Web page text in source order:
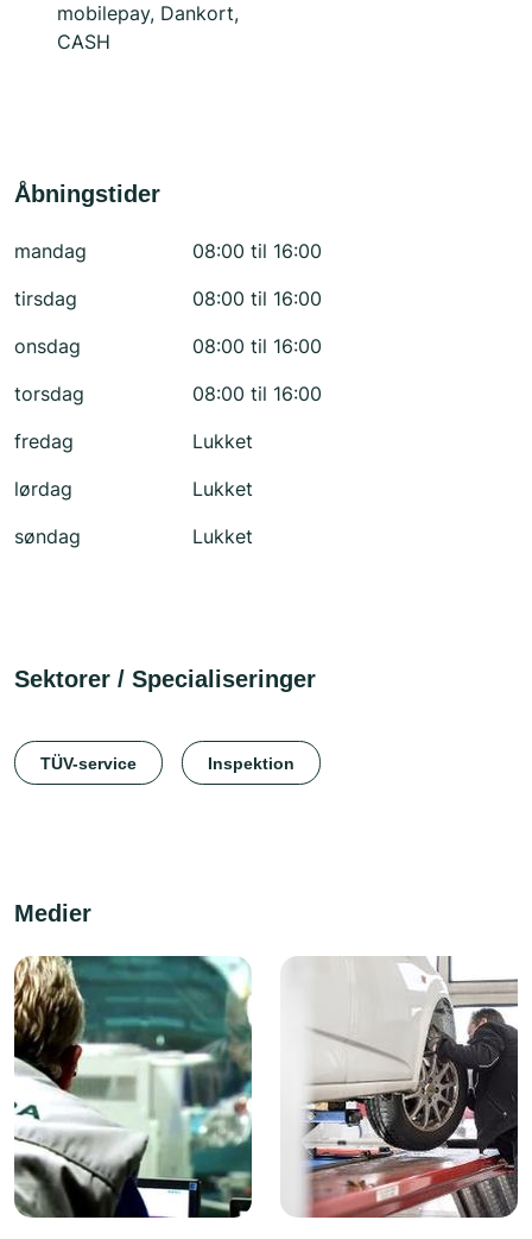
mobilepay, Dankort,
CASH
Åbningstider
mandag
08:00 til 16:00
tirsdag
08:00 til 16:00
onsdag
08:00 til 16:00
torsdag
08:00 til 16:00
fredag
Lukket
lørdag
Lukket
søndag
Lukket
Sektorer / Specialiseringer
TÜV-service Inspektion
Medier